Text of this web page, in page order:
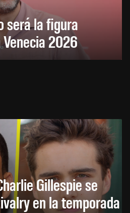
será la figura
2026
Gillespie se
en la temporada